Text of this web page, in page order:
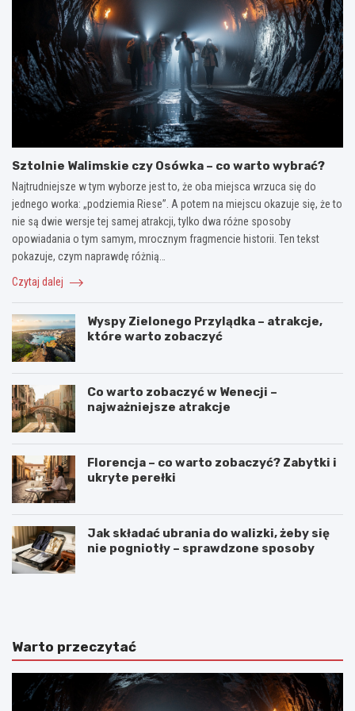
Sztolnie Walimskie czy Osówka – co warto wybrać?
Najtrudniejsze w tym wyborze jest to, że oba miejsca wrzuca się do
jednego worka: „podziemia Riese”. A potem na miejscu okazuje się, że to
nie są dwie wersje tej samej atrakcji, tylko dwa różne sposoby
opowiadania o tym samym, mrocznym fragmencie historii. Ten tekst
pokazuje, czym naprawdę różnią…
Czytaj dalej
Wyspy Zielonego Przylądka – atrakcje,
które warto zobaczyć
Co warto zobaczyć w Wenecji –
najważniejsze atrakcje
Florencja – co warto zobaczyć? Zabytki i
ukryte perełki
Jak składać ubrania do walizki, żeby się
nie pogniotły – sprawdzone sposoby
N
ę
k
n
C
t
o
z
Warto przeczytać